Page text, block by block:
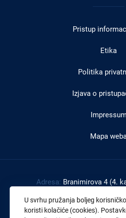
Pristup
Etika
Politika
Izjava o
Mapa
Adresa: Branimirova 4 (4.
Tel: +385 1
Faks:+385 1
U svrhu pružanja boljeg
koristi kolačiće (cookies).